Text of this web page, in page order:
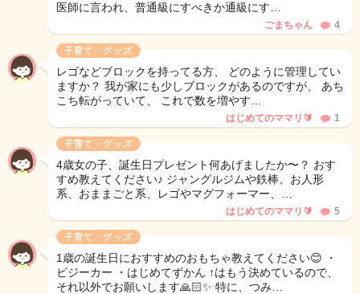
医師に言われ、普通級にすべきか通級にす…
ごまちゃん 4
子育て・グッズ
レゴなどブロックを持ってる方、 どのように管理してい
ますか？ 我が家にも少しブロックがあるのですが、 あち
こち転がっていて、 これで数を増やす…
はじめてのママリ🔰 1
子育て・グッズ
4歳女の子、誕生日プレゼント何あげましたか〜？ おす
すめ教えてください♪ ジャングルジムや鉄棒、お人形
系、おままごと系、レゴやマグフォーマー、…
はじめてのママリ🔰 5
子育て・グッズ
1歳の誕生日におすすめのおもちゃ教えてください😊 ・
ビジーカー ・はじめてずかん ↑はもう決めているので、
それ以外でお願いします🙏🏻✨ 特に、つみ…